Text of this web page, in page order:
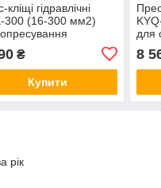
кліщі гідравлічні
300 (16-300 мм2)
HCRT0300
₴
Купити
для
8
рік